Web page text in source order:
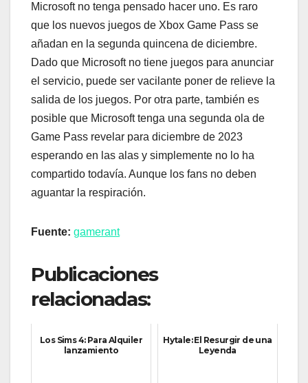
Microsoft no tenga pensado hacer uno. Es raro
que los nuevos juegos de Xbox Game Pass se
añadan en la segunda quincena de diciembre.
Dado que Microsoft no tiene juegos para anunciar
el servicio, puede ser vacilante poner de relieve la
salida de los juegos. Por otra parte, también es
posible que Microsoft tenga una segunda ola de
Game Pass revelar para diciembre de 2023
esperando en las alas y simplemente no lo ha
compartido todavía. Aunque los fans no deben
aguantar la respiración.
Fuente: gamerant
Publicaciones
relacionadas:
Los Sims 4: Para Alquiler
lanzamiento
Hytale: El Resurgir de una
Leyenda